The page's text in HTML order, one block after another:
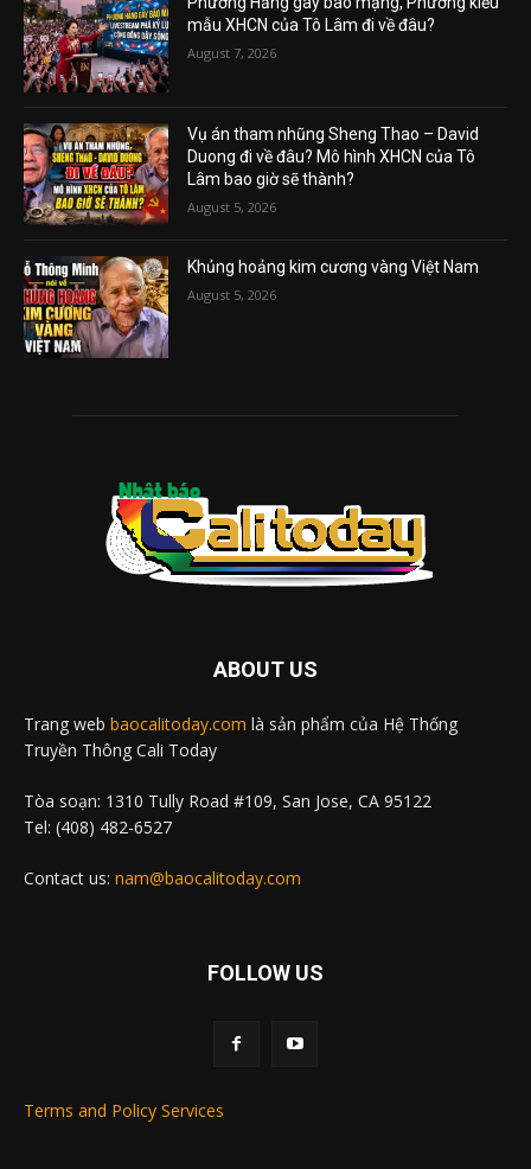
mẫu XHCN của Tô Lâm đi về đâu?
August 7, 2026
Vụ án tham nhũng Sheng Thao – David
Duong đi về đâu? Mô hình XHCN của Tô
Lâm bao giờ sẽ thành?
August 5, 2026
Khủng hoảng kim cương vàng Việt Nam
August 5, 2026
ABOUT US
Trang web baocalitoday.com là sản phẩm của Hệ Thống
Truyền Thông Cali Today
Tòa soạn: 1310 Tully Road #109, San Jose, CA 95122
Tel: (408) 482-6527
Contact us: nam@baocalitoday.com
FOLLOW US
Terms and Policy Services